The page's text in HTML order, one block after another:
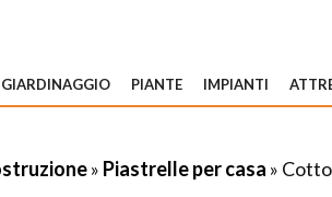
GIARDINAGGIO PIANTE IMPIANTI
» Piastrelle per casa »